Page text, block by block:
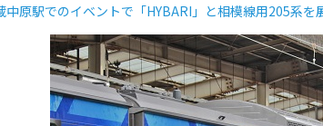
中原駅でのイベントで「HYBARI」と相模線用205系を